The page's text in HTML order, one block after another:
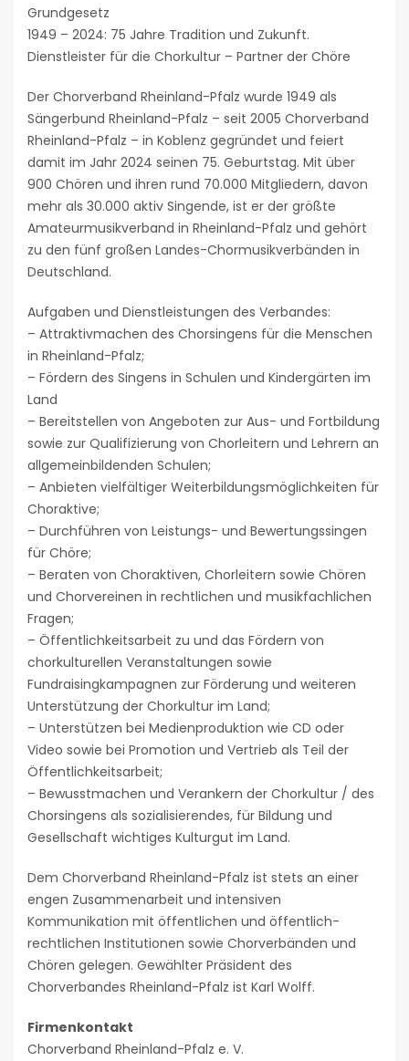
Grundgesetz
1949 – 2024: 75 Jahre Tradition und Zukunft.
Dienstleister für die Chorkultur – Partner der Chöre
Der Chorverband Rheinland-Pfalz wurde 1949 als
Sängerbund Rheinland-Pfalz – seit 2005 Chorverband
Rheinland-Pfalz – in Koblenz gegründet und feiert
damit im Jahr 2024 seinen 75. Geburtstag. Mit über
900 Chören und ihren rund 70.000 Mitgliedern, davon
mehr als 30.000 aktiv Singende, ist er der größte
Amateurmusikverband in Rheinland-Pfalz und gehört
zu den fünf großen Landes-Chormusikverbänden in
Deutschland.
Aufgaben und Dienstleistungen des Verbandes:
– Attraktivmachen des Chorsingens für die Menschen
in Rheinland-Pfalz;
– Fördern des Singens in Schulen und Kindergärten im
Land
– Bereitstellen von Angeboten zur Aus- und Fortbildung
sowie zur Qualifizierung von Chorleitern und Lehrern an
allgemeinbildenden Schulen;
– Anbieten vielfältiger Weiterbildungsmöglichkeiten für
Choraktive;
– Durchführen von Leistungs- und Bewertungssingen
für Chöre;
– Beraten von Choraktiven, Chorleitern sowie Chören
und Chorvereinen in rechtlichen und musikfachlichen
Fragen;
– Öffentlichkeitsarbeit zu und das Fördern von
chorkulturellen Veranstaltungen sowie
Fundraisingkampagnen zur Förderung und weiteren
Unterstützung der Chorkultur im Land;
– Unterstützen bei Medienproduktion wie CD oder
Video sowie bei Promotion und Vertrieb als Teil der
Öffentlichkeitsarbeit;
– Bewusstmachen und Verankern der Chorkultur / des
Chorsingens als sozialisierendes, für Bildung und
Gesellschaft wichtiges Kulturgut im Land.
Dem Chorverband Rheinland-Pfalz ist stets an einer
engen Zusammenarbeit und intensiven
Kommunikation mit öffentlichen und öffentlich-
rechtlichen Institutionen sowie Chorverbänden und
Chören gelegen. Gewählter Präsident des
Chorverbandes Rheinland-Pfalz ist Karl Wolff.
Firmenkontakt
Chorverband Rheinland-Pfalz e. V.